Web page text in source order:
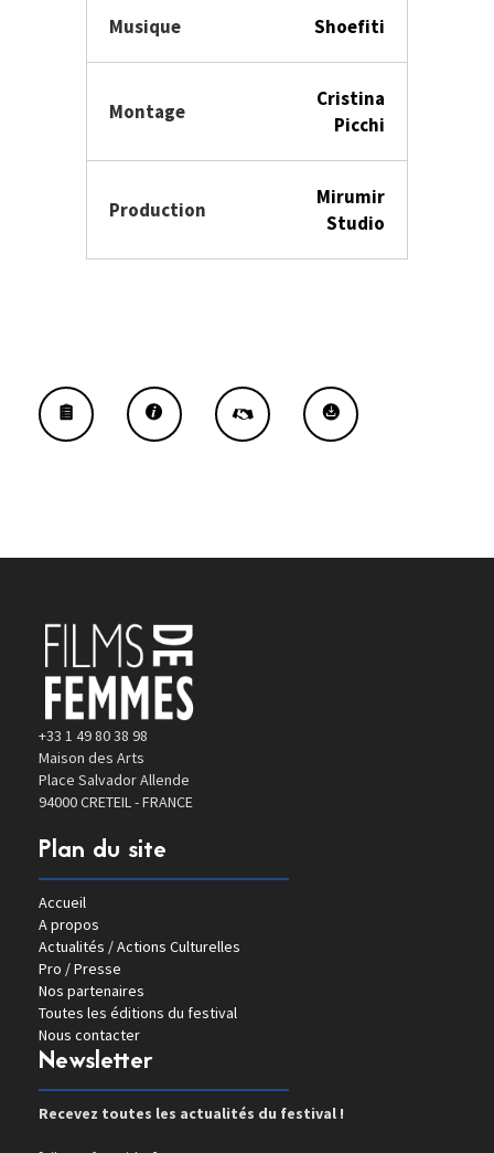
Musique Shoefiti
Montage
Cristina
Picchi
Production
Mirumir
Studio
+33 1 49 80 38 98
Maison des Arts
Place Salvador Allende
94000 CRETEIL - FRANCE
Plan du site
Accueil
A propos
Actualités / Actions Culturelles
Pro / Presse
Nos partenaires
Toutes les éditions du festival
Nous contacter
Newsletter
Recevez toutes les actualités du festival !